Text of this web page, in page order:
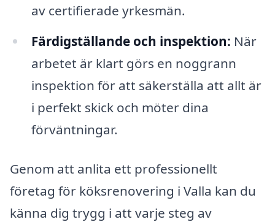
av certifierade yrkesmän.
Färdigställande och inspektion: När
arbetet är klart görs en noggrann
inspektion för att säkerställa att allt är
i perfekt skick och möter dina
förväntningar.
Genom att anlita ett professionellt
företag för köksrenovering i Valla kan du
känna dig trygg i att varje steg av